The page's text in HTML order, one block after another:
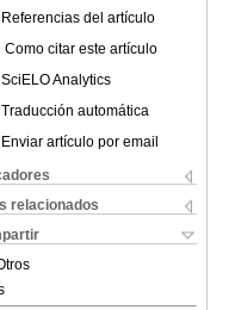
Referencias del artículo
Como citar este artículo
SciELO Analytics
Traducción automática
Enviar artículo por email
relacionados